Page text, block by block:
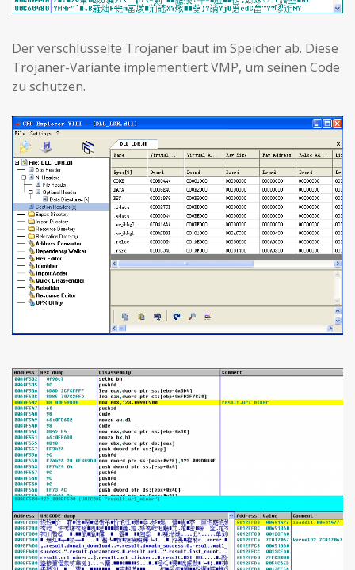
Der verschlüsselte Trojaner baut im Speicher ab. Diese
Trojaner-Variante implementiert VMP, um seinen Code
zu schützen.